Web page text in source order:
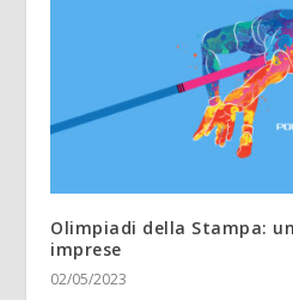
Olimpiadi della Stampa:
imprese
02/05/2023